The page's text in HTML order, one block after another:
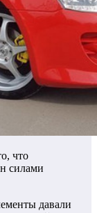
что
силами
давали